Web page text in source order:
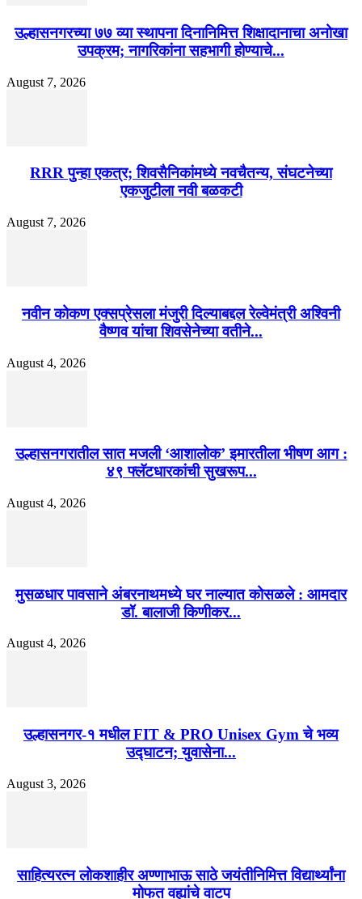
उल्हासनगरच्या ७७ व्या स्थापना दिनानिमित्त शिक्षादानाचा अनोखा
उपक्रम; नागरिकांना सहभागी होण्याचे...
August 7, 2026
RRR पुन्हा एकत्र; शिवसैनिकांमध्ये नवचैतन्य, संघटनेच्या
एकजुटीला नवी बळकटी
August 7, 2026
नवीन कोकण एक्सप्रेसला मंजुरी दिल्याबद्दल रेल्वेमंत्री अश्विनी
वैष्णव यांचा शिवसेनेच्या वतीने...
August 4, 2026
उल्हासनगरातील सात मजली ‘आशालोक’ इमारतीला भीषण आग :
४९ फ्लॅटधारकांची सुखरूप...
August 4, 2026
मुसळधार पावसाने अंबरनाथमध्ये घर नाल्यात कोसळले : आमदार
डॉ. बालाजी किणीकर...
August 4, 2026
उल्हासनगर-१ मधील FIT & PRO Unisex Gym चे भव्य
उद्घाटन; युवासेना...
August 3, 2026
साहित्यरत्न लोकशाहीर अण्णाभाऊ साठे जयंतीनिमित्त विद्यार्थ्यांना
मोफत वह्यांचे वाटप